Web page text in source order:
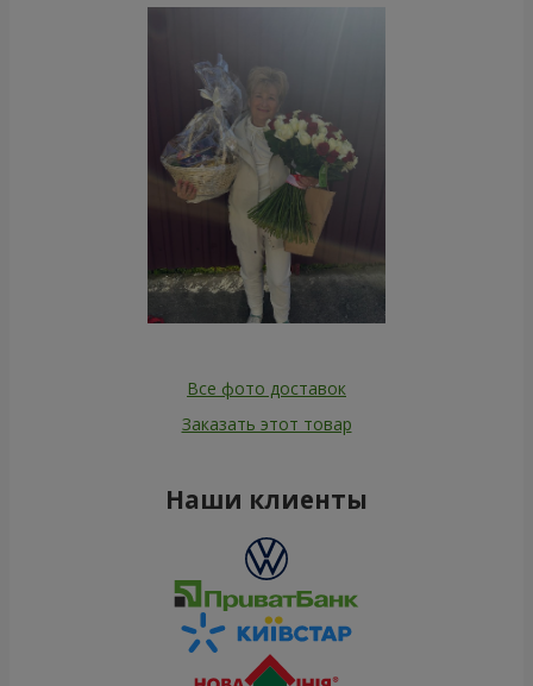
Все фото доставок
Заказать этот товар
Наши клиенты